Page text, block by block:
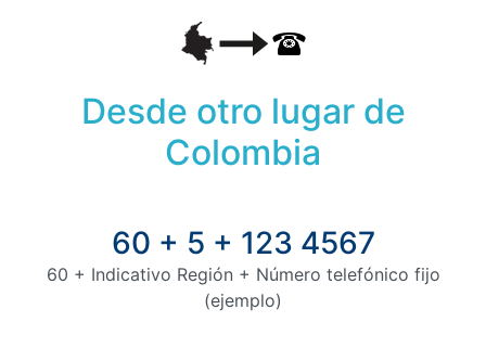
Desde otro lugar de
Colombia
60 + 5 + 123 4567
60 + Indicativo Región + Número telefónico fijo
(ejemplo)